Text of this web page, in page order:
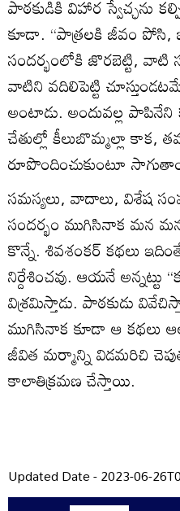
పాఠకుడికి విహార స్వేచ్ఛను
కూడా. ‘‘పాత్రలకి జీవం
సందర్భంలోకి జొరబెట్టి,
వాటిని వదిలిపెట్టి
అంటాడు. అందువల్ల
చేతుల్లో కీలుబొమ్మల్లా
రూపొందించుకుంటూ
సమస్యలు, వాదాలు, విశేష
సందర్భం ముగిసినాక మన
కొన్నే. శివశంకర్‌ కథలు
నిర్దేశించవు. ఆయనే
విశ్రమిస్తాడు. పాఠకుడు
ముగిసినాక కూడా ఆ కథలు
జీవిత మర్మాన్ని విడమరిచి
కాలాతిక్రమణ చేస్తాయి.
Updated Date - 2023-06-